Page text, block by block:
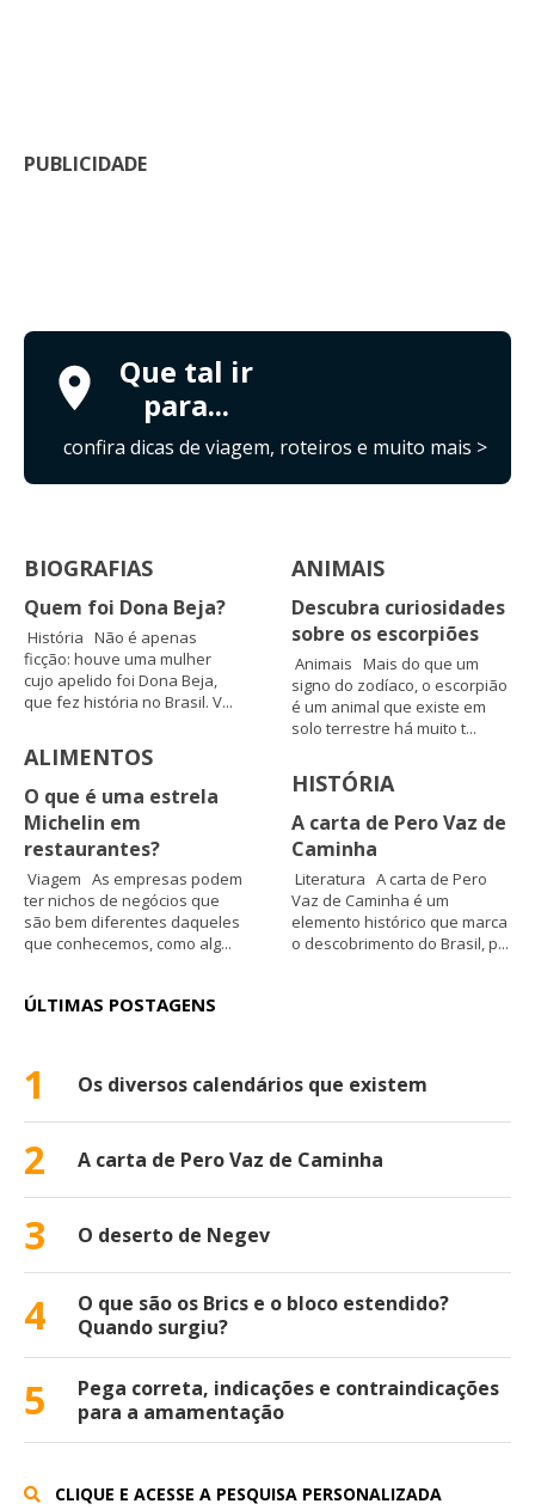
PUBLICIDADE
Que tal ir
para...
confira dicas de viagem, roteiros e muito mais >
BIOGRAFIAS
Quem foi Dona Beja?
História Não é apenas
ficção: houve uma mulher
cujo apelido foi Dona Beja,
que fez história no Brasil. V...
ALIMENTOS
O que é uma estrela
Michelin em
restaurantes?
Viagem As empresas podem
ter nichos de negócios que
são bem diferentes daqueles
que conhecemos, como alg...
ANIMAIS
Descubra curiosidades
sobre os escorpiões
Animais Mais do que um
signo do zodíaco, o escorpião
é um animal que existe em
solo terrestre há muito t...
HISTÓRIA
A carta de Pero Vaz de
Caminha
Literatura A carta de Pero
Vaz de Caminha é um
elemento histórico que marca
o descobrimento do Brasil, p...
ÚLTIMAS POSTAGENS
1 Os diversos calendários que existem
2 A carta de Pero Vaz de Caminha
3 O deserto de Negev
4
O que são os Brics e o bloco estendido?
Quando surgiu?
5
Pega correta, indicações e contraindicações
para a amamentação
CLIQUE E ACESSE A PESQUISA PERSONALIZADA